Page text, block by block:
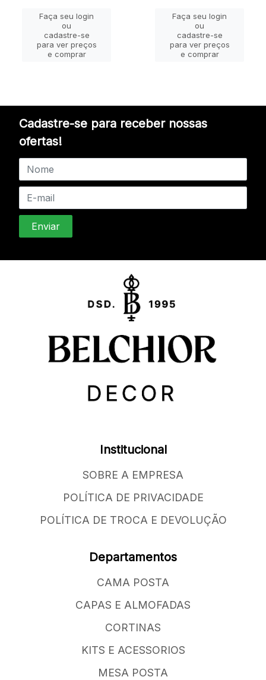
Faça seu login
ou
cadastre-se
para ver preços
e comprar
Faça seu login
ou
cadastre-se
para ver preços
e comprar
Cadastre-se para receber nossas
ofertas!
Institucional
SOBRE A EMPRESA
POLÍTICA DE PRIVACIDADE
POLÍTICA DE TROCA E DEVOLUÇÃO
Departamentos
CAMA POSTA
CAPAS E ALMOFADAS
CORTINAS
KITS E ACESSORIOS
MESA POSTA